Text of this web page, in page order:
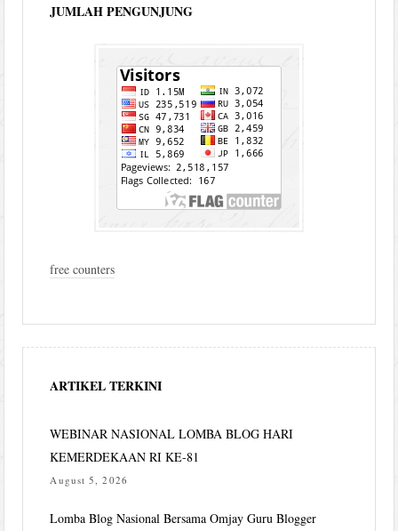
JUMLAH PENGUNJUNG
free counters
ARTIKEL TERKINI
WEBINAR NASIONAL LOMBA BLOG HARI
KEMERDEKAAN RI KE-81
August 5, 2026
Lomba Blog Nasional Bersama Omjay Guru Blogger